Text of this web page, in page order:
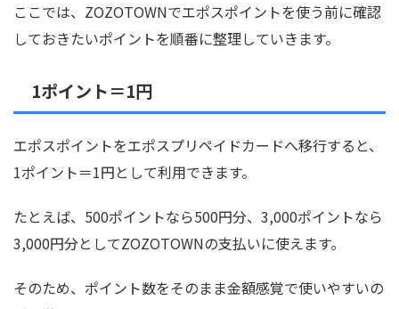
ここでは、ZOZOTOWNでエポスポイントを使う前に確認
しておきたいポイントを順番に整理していきます。
1ポイント＝1円
エポスポイントをエポスプリペイドカードへ移行すると、
1ポイント＝1円として利用できます。
たとえば、500ポイントなら500円分、3,000ポイントなら
3,000円分としてZOZOTOWNの支払いに使えます。
そのため、ポイント数をそのまま金額感覚で使いやすいの